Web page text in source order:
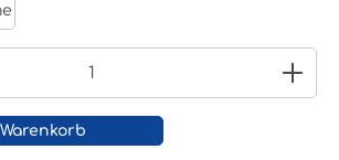
Gib den gewünschten Wert